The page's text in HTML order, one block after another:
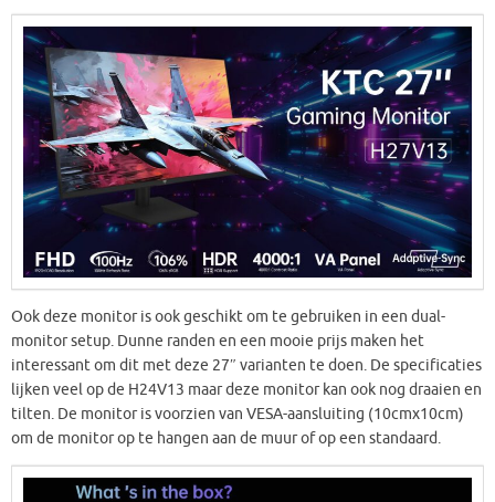
Ook deze monitor is ook geschikt om te gebruiken in een dual-
monitor setup. Dunne randen en een mooie prijs maken het
interessant om dit met deze 27″ varianten te doen. De specificaties
lijken veel op de H24V13 maar deze monitor kan ook nog draaien en
tilten. De monitor is voorzien van VESA-aansluiting (10cmx10cm)
om de monitor op te hangen aan de muur of op een standaard.